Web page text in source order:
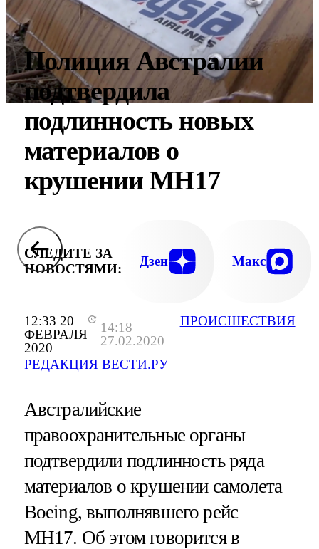
12:33 20
ФЕВРАЛЯ
2020
14:18
27.02.2020
РЕДАКЦИЯ ВЕСТИ.РУ
ПРОИСШЕСТВИЯ
Полиция Австралии
подтвердила
подлинность новых
материалов о
крушении MH17
СЛЕДИТЕ ЗА
НОВОСТЯМИ:
Дзен Макс
Австралийские
правоохранительные органы
подтвердили подлинность ряда
материалов о крушении самолета
Boeing, выполнявшего рейс
MH17. Об этом говорится в